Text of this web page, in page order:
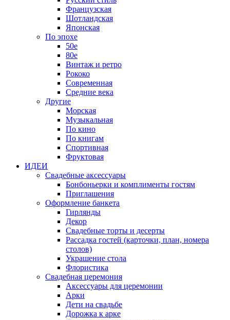
Французская
Шотландская
Японская
По эпохе
50е
80е
Винтаж и ретро
Рококо
Современная
Средние века
Другие
Морская
Музыкальная
По кино
По книгам
Спортивная
Фруктовая
ИДЕИ
Свадебные аксессуары
Бонбоньерки и комплименты гостям
Приглашения
Оформление банкета
Гирлянды
Декор
Свадебные торты и десерты
Рассадка гостей (карточки, план, номера
столов)
Украшение стола
Флористика
Свадебная церемония
Аксессуары для церемонии
Арки
Дети на свадьбе
Дорожка к арке